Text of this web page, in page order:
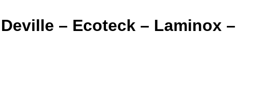
– Ecoteck – Laminox –